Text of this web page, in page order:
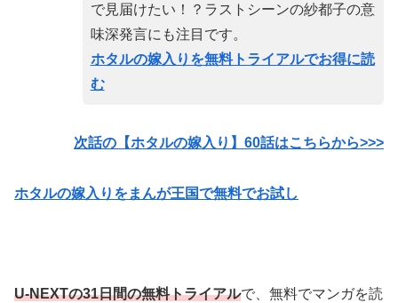
で見届けたい！？ラストシーンの紗都子の意
味深発言にも注目です。
ホタルの嫁入りを無料トライアルでお得に読
む
次話の【ホタルの嫁入り】60話はこちらから>>>
ホタルの嫁入りをまんが王国で無料でお試し
U-NEXTの31日間の無料トライアルで、無料でマンガを読